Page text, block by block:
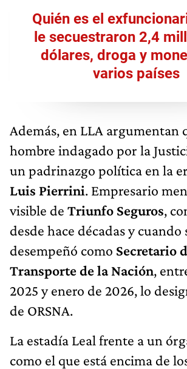
Quién es el
le secuestraron 2,4
dólares, droga y
varios países
Además, en LLA argumentan
hombre indagado por la
un padrinazgo política en la
Luis Pierrini. Empresario
visible de Triunfo Seguros,
desde hace décadas y cuando
desempeñó como Secretario
Transporte de la Nación,
2025 y enero de 2026, lo
de ORSNA.
La estadía Leal frente a un
como el que está encima de